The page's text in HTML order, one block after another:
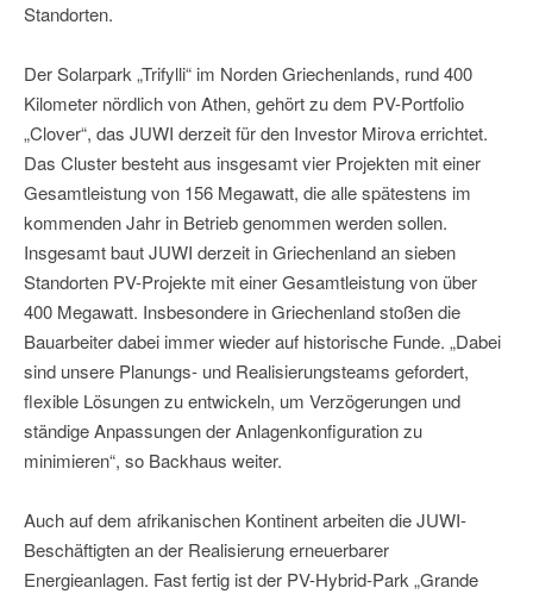
Standorten.
Der Solarpark „Trifylli“ im Norden Griechenlands, rund 400
Kilometer nördlich von Athen, gehört zu dem PV-Portfolio
„Clover“, das JUWI derzeit für den Investor Mirova errichtet.
Das Cluster besteht aus insgesamt vier Projekten mit einer
Gesamtleistung von 156 Megawatt, die alle spätestens im
kommenden Jahr in Betrieb genommen werden sollen.
Insgesamt baut JUWI derzeit in Griechenland an sieben
Standorten PV-Projekte mit einer Gesamtleistung von über
400 Megawatt. Insbesondere in Griechenland stoßen die
Bauarbeiter dabei immer wieder auf historische Funde. „Dabei
sind unsere Planungs- und Realisierungsteams gefordert,
flexible Lösungen zu entwickeln, um Verzögerungen und
ständige Anpassungen der Anlagenkonfiguration zu
minimieren“, so Backhaus weiter.
Auch auf dem afrikanischen Kontinent arbeiten die JUWI-
Beschäftigten an der Realisierung erneuerbarer
Energieanlagen. Fast fertig ist der PV-Hybrid-Park „Grande